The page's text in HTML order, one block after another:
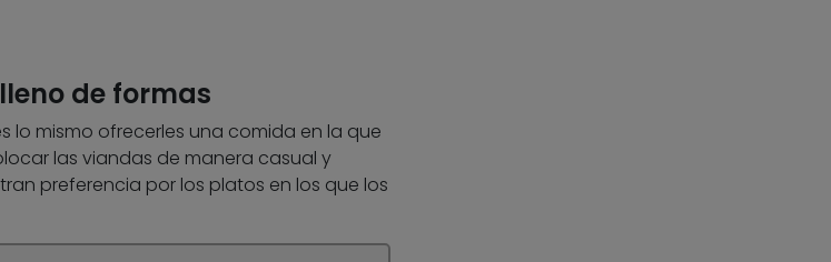
de formas
lo mismo ofrecerles una comida en la que
las viandas de manera casual y
preferencia por los platos en los que los